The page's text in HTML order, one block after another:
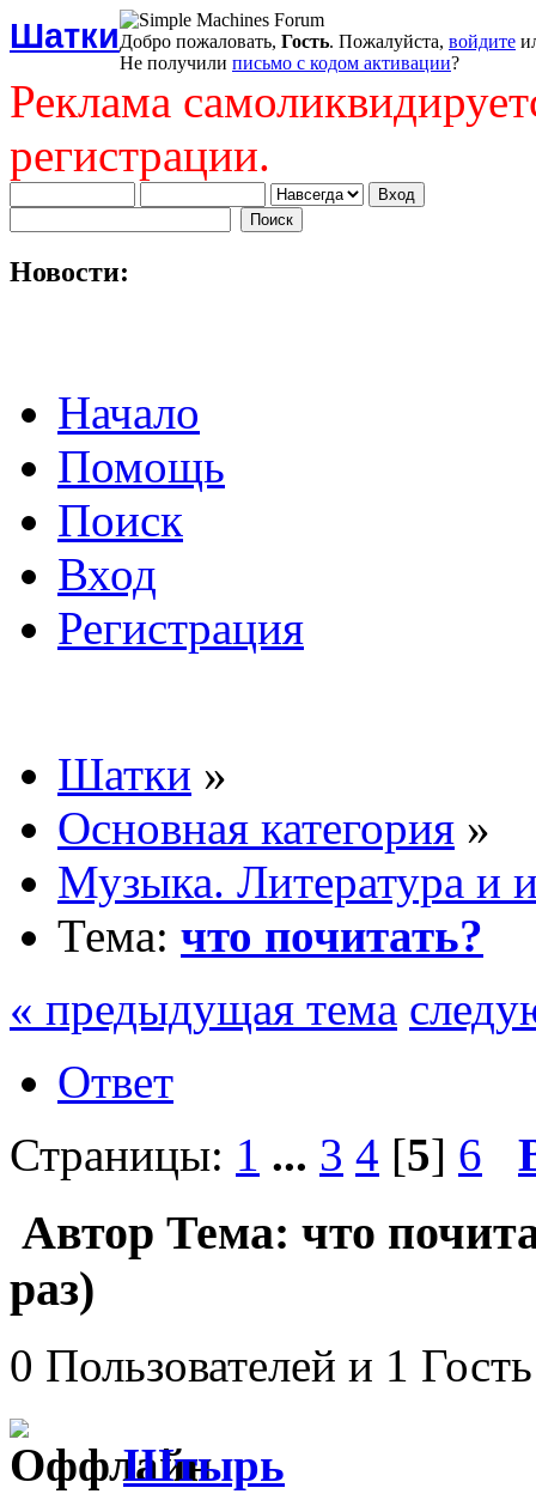
ШаткиДобро пожаловать, Гость. Пожалуйста, войдите
Не получили письмо с кодом активации?
Реклама
регистрации.
Новости:
Начало
Помощь
Поиск
Вход
Регистрация
Шатки »
Основная категория »
Музыка. Литература и
Тема: что почитать?
« предыдущая тема
Ответ
Страницы: 1 ... 3 4 [5] 6
Автор Тема: что
раз)
0 Пользователей и 1
Штырь